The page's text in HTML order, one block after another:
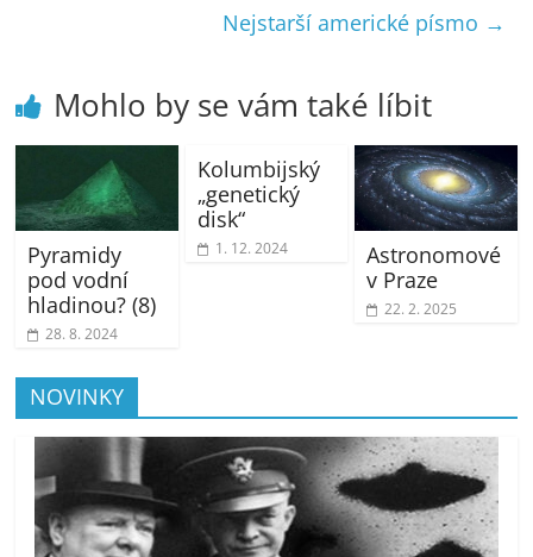
Nejstarší americké písmo →
Mohlo by se vám také líbit
Pyramidy
pod vodní
hladinou? (8)
28. 8. 2024
Kolumbijský
„genetický
disk“
1. 12. 2024
Astronomové
v Praze
22. 2. 2025
NOVINKY